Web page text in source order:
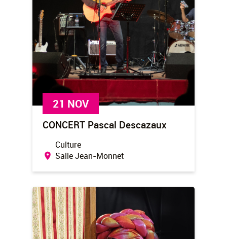
CONCERT Pascal Descazaux
21 NOV
Culture
Salle Jean-Monnet